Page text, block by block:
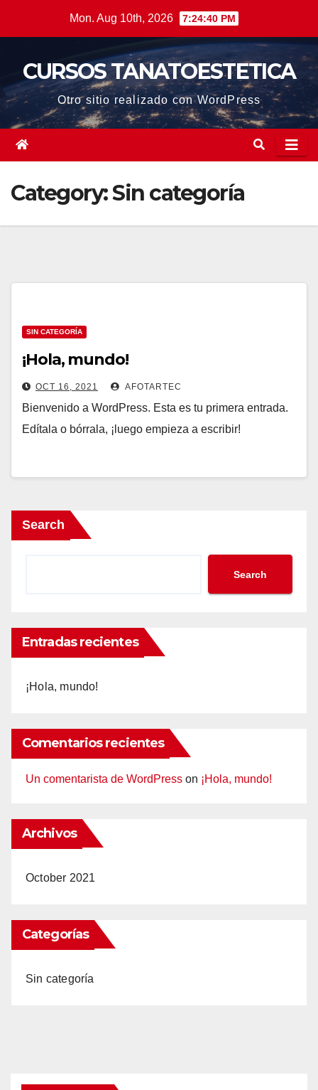
Mon. Aug 10th, 2026 7:24:41 PM
CURSOS TANATOESTETICA
Otro sitio realizado con WordPress
Category:Sin categoría
SIN CATEGORÍA
¡Hola, mundo!
OCT 16, 2021 AFOTARTEC
Bienvenido a WordPress. Esta es tu primera entrada.
Edítala o bórrala, ¡luego empieza a escribir!
Search
Search
Entradas recientes
¡Hola, mundo!
Comentarios recientes
Un comentarista de WordPress on ¡Hola, mundo!
Archivos
October 2021
Categorías
Sin categoría